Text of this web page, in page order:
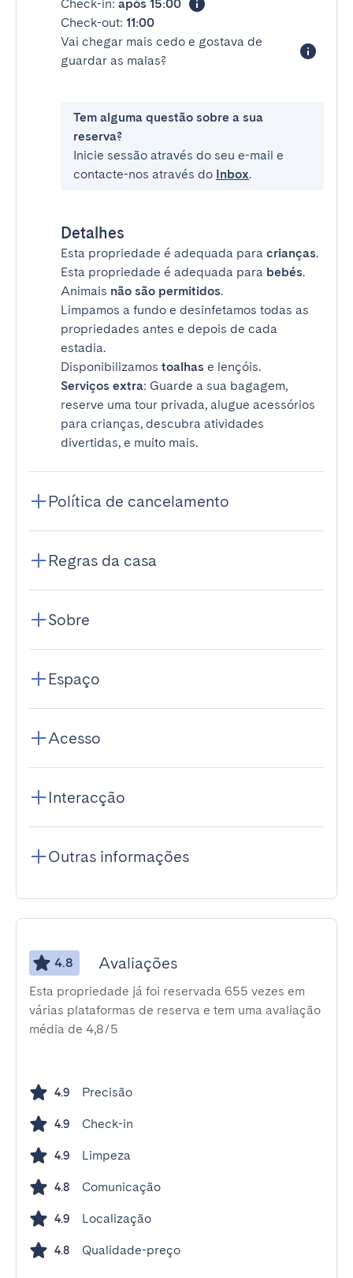
Check-in: após 15:00
Check-out: 11:00
Vai chegar mais cedo e gostava de
guardar as malas?
Tem alguma questão sobre a sua
reserva?
Inicie sessão através do seu e-mail e
contacte-nos através do Inbox.
Detalhes
Esta propriedade é adequada para crianças.
Esta propriedade é adequada para bebés.
Animais não são permitidos.
Limpamos a fundo e desinfetamos todas as
propriedades antes e depois de cada
estadia.
Disponibilizamos toalhas e lençóis.
Serviços extra: Guarde a sua bagagem,
reserve uma tour privada, alugue acessórios
para crianças, descubra atividades
divertidas, e muito mais.
Política de cancelamento
Regras da casa
Sobre
Espaço
Acesso
Interacção
Outras informações
4.8 Avaliações
Esta propriedade já foi reservada 655 vezes em
várias plataformas de reserva e tem uma avaliação
média de 4,8/5
4.9 Precisão
4.9 Check-in
4.9 Limpeza
4.8 Comunicação
4.9 Localização
4.8 Qualidade-preço